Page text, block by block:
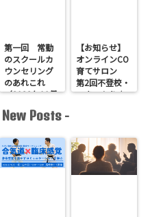
第一回 常勤
のスクールカ
ウンセリング
のあれこれ
（2022年10月
【お知らせ】
オンラインCO
育てサロン
第2回不登校・
ひきこもり☆
New Posts -